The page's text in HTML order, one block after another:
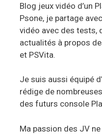
Blog jeux vidéo d’un
Psone, je partage
vidéo avec des tests,
actualités à propos
et PSVita.
Je suis aussi équipé
rédige de
des futurs console
Ma passion des JV